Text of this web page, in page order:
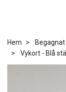
Hem Begagnat
Vykort - Blå